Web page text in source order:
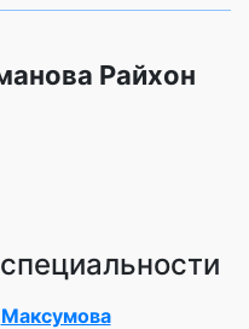
Райхон
Максумова